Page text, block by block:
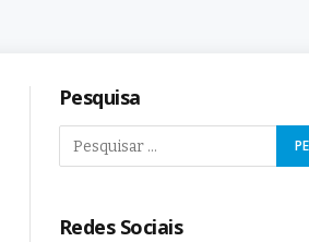
Pesquisa
Redes Sociais